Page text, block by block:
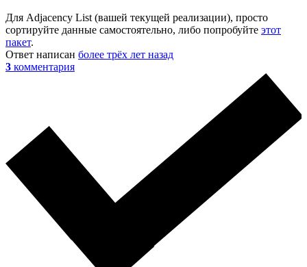
Для Adjacency List (вашей текущей реализации), просто
сортируйте данные самостоятельно, либо попробуйте этот
пакет.
Ответ написан более трёх лет назад
3 комментария